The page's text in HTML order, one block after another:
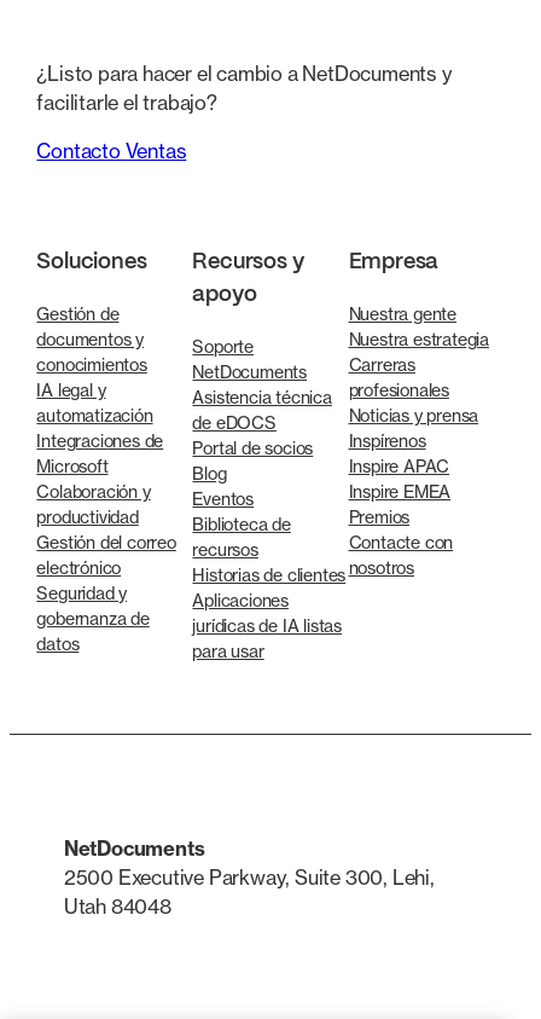
¿Listo para hacer el cambio a NetDocuments y
facilitarle el trabajo?
Contacto Ventas
Soluciones
Gestión de
documentos y
conocimientos
IA legal y
automatización
Integraciones de
Microsoft
Colaboración y
productividad
Gestión del correo
electrónico
Seguridad y
gobernanza de
datos
Recursos y
apoyo
Soporte
NetDocuments
Asistencia técnica
de eDOCS
Portal de socios
Blog
Eventos
Biblioteca de
recursos
Historias de clientes
Aplicaciones
jurídicas de IA listas
para usar
Empresa
Nuestra gente
Nuestra estrategia
Carreras
profesionales
Noticias y prensa
Inspírenos
Inspire APAC
Inspire EMEA
Premios
Contacte con
nosotros
NetDocuments
2500 Executive Parkway, Suite 300, Lehi,
Utah 84048